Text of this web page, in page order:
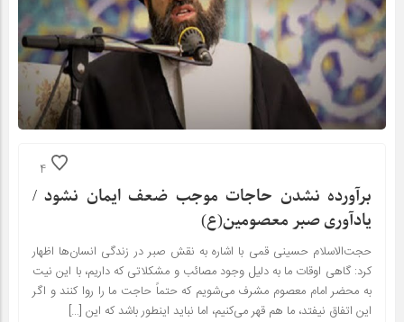
4
برآورده نشدن حاجات موجب ضعف ایمان نشود /
یادآوری صبر معصومین(ع)
حجت‌الاسلام حسینی قمی با اشاره به نقش صبر در زندگی انسان‌ها اظهار
کرد: گاهی اوقات ما به دلیل وجود مصائب و مشکلاتی که داریم، با این نیت
به محضر امام معصوم مشرف می‌شویم که حتماً حاجت ما را روا کنند و اگر
این اتفاق نیفتد، ما هم قهر می‌کنیم،‌ اما نباید اینطور باشد که این […]